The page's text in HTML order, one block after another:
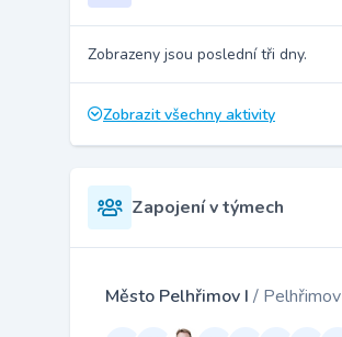
Zobrazeny jsou poslední tři dny.
Zobrazit všechny aktivity
Zapojení v týmech
Město Pelhřimov I / Pelhřimov